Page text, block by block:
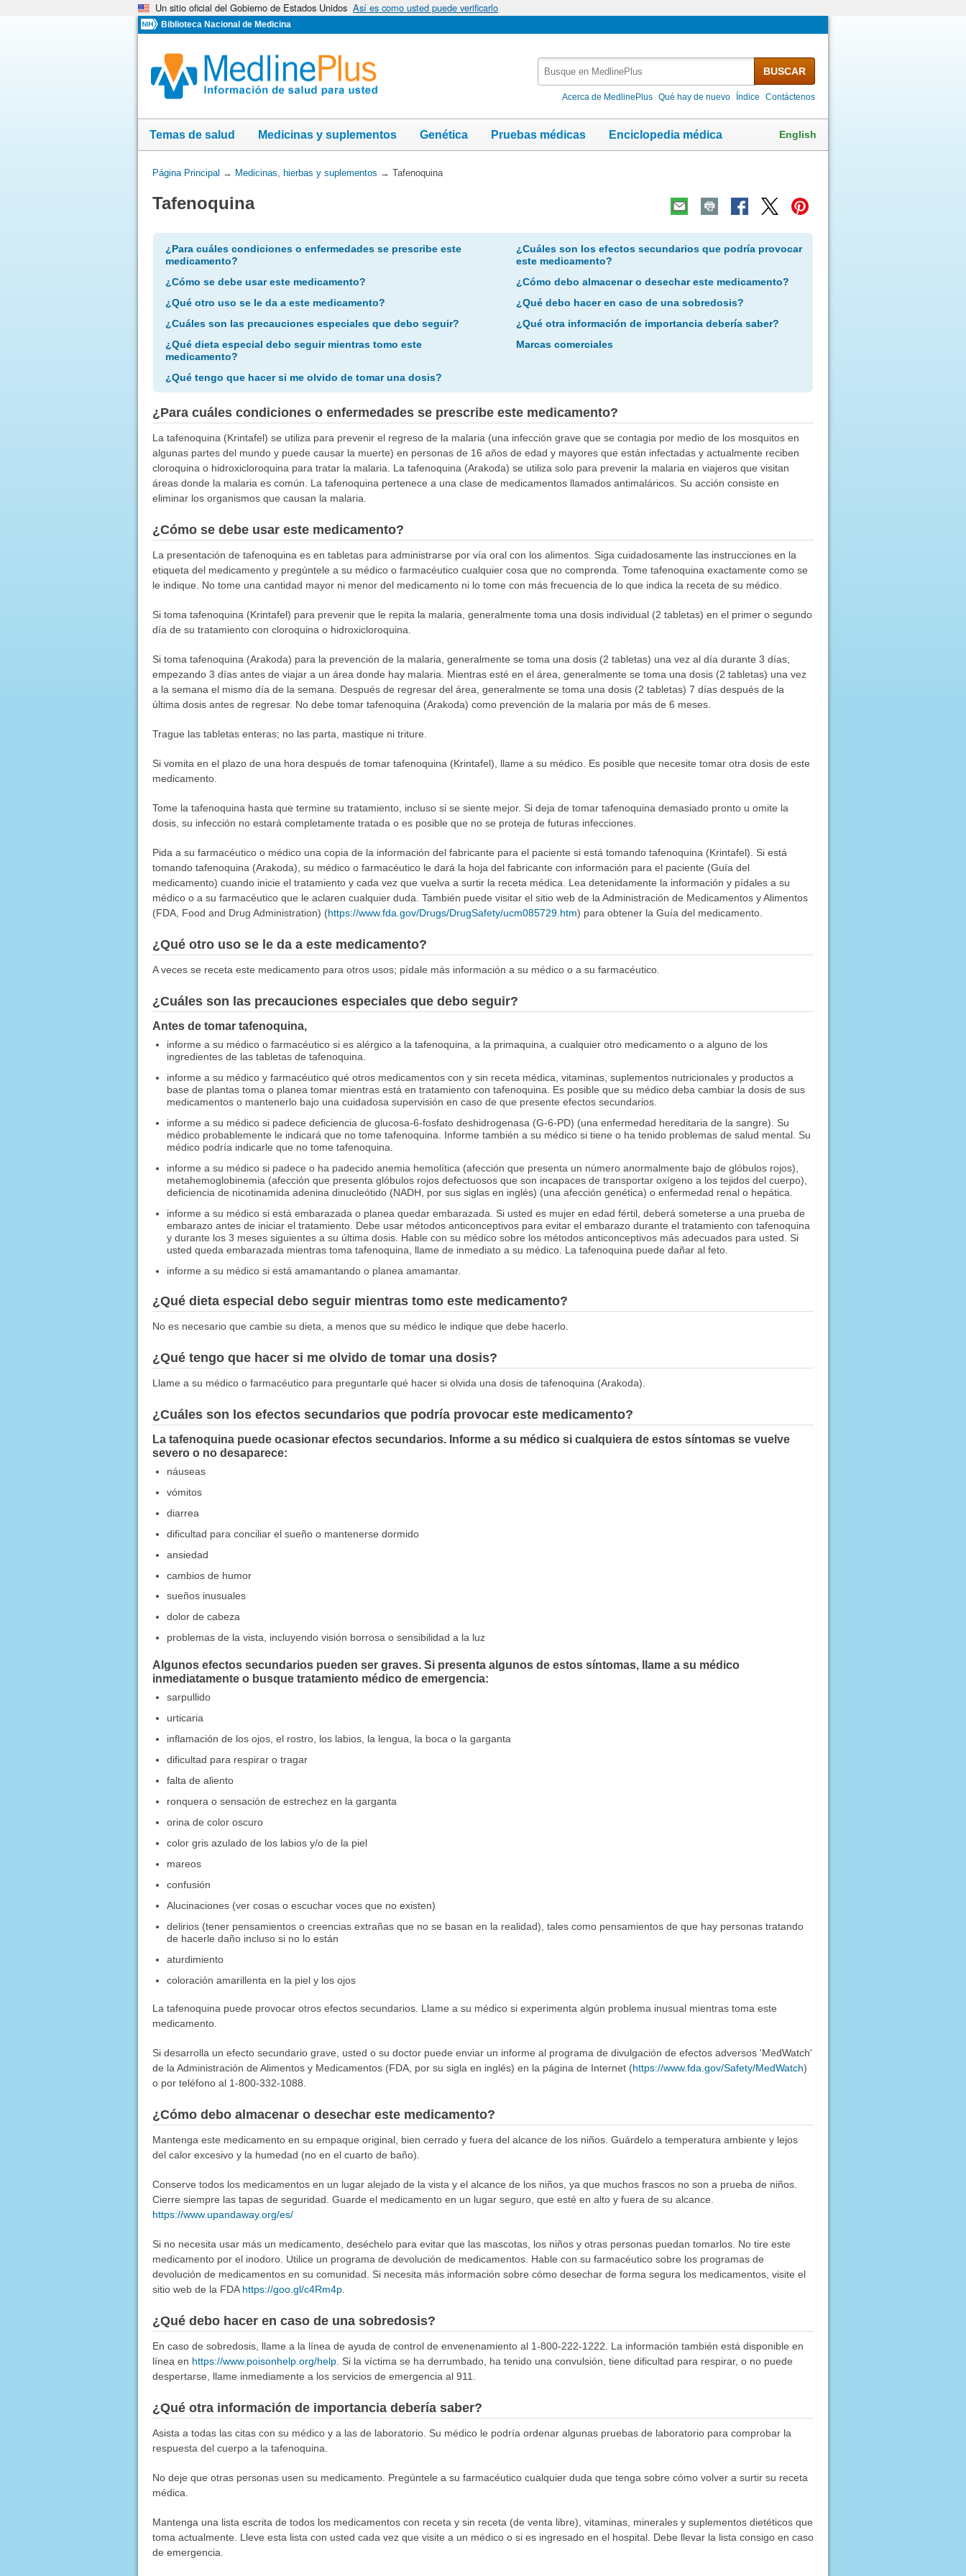
Un sitio oficial del Gobierno de Estados Unidos Así es como usted puede verificarlo
Biblioteca Nacional de Medicina
MedlinePlus
BUSCAR
Acerca de MedlinePlus Qué hay de nuevo Índice Contáctenos
Temas de salud Medicinas y suplementos Genética Pruebas médicas Enciclopedia médica English
Usted
aquí:
Página Principal → Medicinas, hierbas y suplementos → Tafenoquina
Tafenoquina
¿Para cuáles condiciones o enfermedades se prescribe este
medicamento?
¿Cómo se debe usar este medicamento?
¿Qué otro uso se le da a este medicamento?
¿Cuáles son las precauciones especiales que debo seguir?
¿Qué dieta especial debo seguir mientras tomo este
medicamento?
¿Qué tengo que hacer si me olvido de tomar una dosis?
¿Cuáles son los efectos secundarios que podría provocar
este medicamento?
¿Cómo debo almacenar o desechar este medicamento?
¿Qué debo hacer en caso de una sobredosis?
¿Qué otra información de importancia debería saber?
Marcas comerciales
¿Para cuáles condiciones o enfermedades se prescribe este medicamento?
La tafenoquina (Krintafel) se utiliza para prevenir el regreso de la malaria (una infección grave que se contagia por medio de los mosquitos en
algunas partes del mundo y puede causar la muerte) en personas de 16 años de edad y mayores que están infectadas y actualmente reciben
cloroquina o hidroxicloroquina para tratar la malaria. La tafenoquina (Arakoda) se utiliza solo para prevenir la malaria en viajeros que visitan
áreas donde la malaria es común. La tafenoquina pertenece a una clase de medicamentos llamados antimaláricos. Su acción consiste en
eliminar los organismos que causan la malaria.
¿Cómo se debe usar este medicamento?
La presentación de tafenoquina es en tabletas para administrarse por vía oral con los alimentos. Siga cuidadosamente las instrucciones en la
etiqueta del medicamento y pregúntele a su médico o farmacéutico cualquier cosa que no comprenda. Tome tafenoquina exactamente como se
le indique. No tome una cantidad mayor ni menor del medicamento ni lo tome con más frecuencia de lo que indica la receta de su médico.
Si toma tafenoquina (Krintafel) para prevenir que le repita la malaria, generalmente toma una dosis individual (2 tabletas) en el primer o segundo
día de su tratamiento con cloroquina o hidroxicloroquina.
Si toma tafenoquina (Arakoda) para la prevención de la malaria, generalmente se toma una dosis (2 tabletas) una vez al día durante 3 días,
empezando 3 días antes de viajar a un área donde hay malaria. Mientras esté en el área, generalmente se toma una dosis (2 tabletas) una vez
a la semana el mismo día de la semana. Después de regresar del área, generalmente se toma una dosis (2 tabletas) 7 días después de la
última dosis antes de regresar. No debe tomar tafenoquina (Arakoda) como prevención de la malaria por más de 6 meses.
Trague las tabletas enteras; no las parta, mastique ni triture.
Si vomita en el plazo de una hora después de tomar tafenoquina (Krintafel), llame a su médico. Es posible que necesite tomar otra dosis de este
medicamento.
Tome la tafenoquina hasta que termine su tratamiento, incluso si se siente mejor. Si deja de tomar tafenoquina demasiado pronto u omite la
dosis, su infección no estará completamente tratada o es posible que no se proteja de futuras infecciones.
Pida a su farmacéutico o médico una copia de la información del fabricante para el paciente si está tomando tafenoquina (Krintafel). Si está
tomando tafenoquina (Arakoda), su médico o farmacéutico le dará la hoja del fabricante con información para el paciente (Guía del
medicamento) cuando inicie el tratamiento y cada vez que vuelva a surtir la receta médica. Lea detenidamente la información y pídales a su
médico o a su farmacéutico que le aclaren cualquier duda. También puede visitar el sitio web de la Administración de Medicamentos y Alimentos
(FDA, Food and Drug Administration) (https://www.fda.gov/Drugs/DrugSafety/ucm085729.htm) para obtener la Guía del medicamento.
¿Qué otro uso se le da a este medicamento?
A veces se receta este medicamento para otros usos; pídale más información a su médico o a su farmacéutico.
¿Cuáles son las precauciones especiales que debo seguir?
Antes de tomar tafenoquina,
informe a su médico o farmacéutico si es alérgico a la tafenoquina, a la primaquina, a cualquier otro medicamento o a alguno de los
ingredientes de las tabletas de tafenoquina.
informe a su médico y farmacéutico qué otros medicamentos con y sin receta médica, vitaminas, suplementos nutricionales y productos a
base de plantas toma o planea tomar mientras está en tratamiento con tafenoquina. Es posible que su médico deba cambiar la dosis de sus
medicamentos o mantenerlo bajo una cuidadosa supervisión en caso de que presente efectos secundarios.
informe a su médico si padece deficiencia de glucosa-6-fosfato deshidrogenasa (G-6-PD) (una enfermedad hereditaria de la sangre). Su
médico probablemente le indicará que no tome tafenoquina. Informe también a su médico si tiene o ha tenido problemas de salud mental. Su
médico podría indicarle que no tome tafenoquina.
informe a su médico si padece o ha padecido anemia hemolítica (afección que presenta un número anormalmente bajo de glóbulos rojos),
metahemoglobinemia (afección que presenta glóbulos rojos defectuosos que son incapaces de transportar oxígeno a los tejidos del cuerpo),
deficiencia de nicotinamida adenina dinucleótido (NADH, por sus siglas en inglés) (una afección genética) o enfermedad renal o hepática.
informe a su médico si está embarazada o planea quedar embarazada. Si usted es mujer en edad fértil, deberá someterse a una prueba de
embarazo antes de iniciar el tratamiento. Debe usar métodos anticonceptivos para evitar el embarazo durante el tratamiento con tafenoquina
y durante los 3 meses siguientes a su última dosis. Hable con su médico sobre los métodos anticonceptivos más adecuados para usted. Si
usted queda embarazada mientras toma tafenoquina, llame de inmediato a su médico. La tafenoquina puede dañar al feto.
informe a su médico si está amamantando o planea amamantar.
¿Qué dieta especial debo seguir mientras tomo este medicamento?
No es necesario que cambie su dieta, a menos que su médico le indique que debe hacerlo.
¿Qué tengo que hacer si me olvido de tomar una dosis?
Llame a su médico o farmacéutico para preguntarle qué hacer si olvida una dosis de tafenoquina (Arakoda).
¿Cuáles son los efectos secundarios que podría provocar este medicamento?
La tafenoquina puede ocasionar efectos secundarios. Informe a su médico si cualquiera de estos síntomas se vuelve
severo o no desaparece:
náuseas
vómitos
diarrea
dificultad para conciliar el sueño o mantenerse dormido
ansiedad
cambios de humor
sueños inusuales
dolor de cabeza
problemas de la vista, incluyendo visión borrosa o sensibilidad a la luz
Algunos efectos secundarios pueden ser graves. Si presenta algunos de estos síntomas, llame a su médico
inmediatamente o busque tratamiento médico de emergencia:
sarpullido
urticaria
inflamación de los ojos, el rostro, los labios, la lengua, la boca o la garganta
dificultad para respirar o tragar
falta de aliento
ronquera o sensación de estrechez en la garganta
orina de color oscuro
color gris azulado de los labios y/o de la piel
mareos
confusión
Alucinaciones (ver cosas o escuchar voces que no existen)
delirios (tener pensamientos o creencias extrañas que no se basan en la realidad), tales como pensamientos de que hay personas tratando
de hacerle daño incluso si no lo están
aturdimiento
coloración amarillenta en la piel y los ojos
La tafenoquina puede provocar otros efectos secundarios. Llame a su médico si experimenta algún problema inusual mientras toma este
medicamento.
Si desarrolla un efecto secundario grave, usted o su doctor puede enviar un informe al programa de divulgación de efectos adversos 'MedWatch'
de la Administración de Alimentos y Medicamentos (FDA, por su sigla en inglés) en la página de Internet (https://www.fda.gov/Safety/MedWatch)
o por teléfono al 1-800-332-1088.
¿Cómo debo almacenar o desechar este medicamento?
Mantenga este medicamento en su empaque original, bien cerrado y fuera del alcance de los niños. Guárdelo a temperatura ambiente y lejos
del calor excesivo y la humedad (no en el cuarto de baño).
Conserve todos los medicamentos en un lugar alejado de la vista y el alcance de los niños, ya que muchos frascos no son a prueba de niños.
Cierre siempre las tapas de seguridad. Guarde el medicamento en un lugar seguro, que esté en alto y fuera de su alcance.
https://www.upandaway.org/es/
Si no necesita usar más un medicamento, deséchelo para evitar que las mascotas, los niños y otras personas puedan tomarlos. No tire este
medicamento por el inodoro. Utilice un programa de devolución de medicamentos. Hable con su farmacéutico sobre los programas de
devolución de medicamentos en su comunidad. Si necesita más información sobre cómo desechar de forma segura los medicamentos, visite el
sitio web de la FDA https://goo.gl/c4Rm4p.
¿Qué debo hacer en caso de una sobredosis?
En caso de sobredosis, llame a la línea de ayuda de control de envenenamiento al 1-800-222-1222. La información también está disponible en
línea en https://www.poisonhelp.org/help. Si la víctima se ha derrumbado, ha tenido una convulsión, tiene dificultad para respirar, o no puede
despertarse, llame inmediamente a los servicios de emergencia al 911.
¿Qué otra información de importancia debería saber?
Asista a todas las citas con su médico y a las de laboratorio. Su médico le podría ordenar algunas pruebas de laboratorio para comprobar la
respuesta del cuerpo a la tafenoquina.
No deje que otras personas usen su medicamento. Pregúntele a su farmacéutico cualquier duda que tenga sobre cómo volver a surtir su receta
médica.
Mantenga una lista escrita de todos los medicamentos con receta y sin receta (de venta libre), vitaminas, minerales y suplementos dietéticos que
toma actualmente. Lleve esta lista con usted cada vez que visite a un médico o si es ingresado en el hospital. Debe llevar la lista consigo en caso
de emergencia.